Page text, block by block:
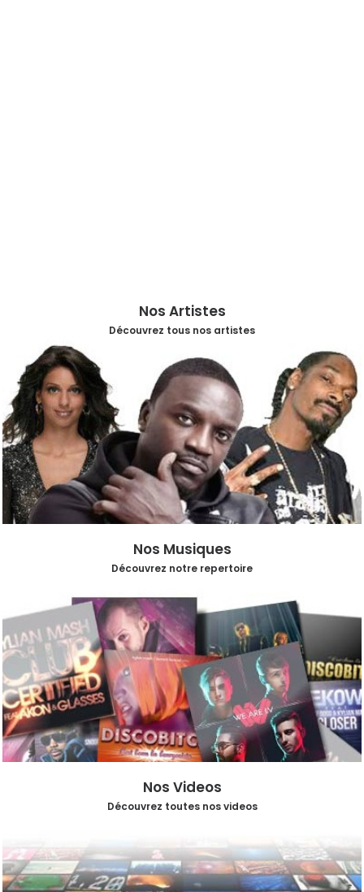
Nos Artistes
Découvrez tous nos artistes
Nos Musiques
Découvrez notre repertoire
Nos Videos
Découvrez toutes nos videos